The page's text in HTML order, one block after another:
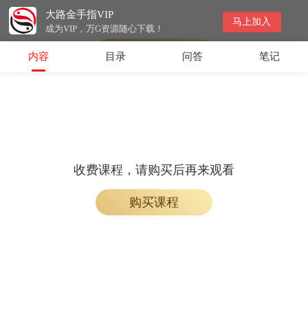
大路金手指VIP
成为VIP，万G资源随心下载！
马上加入
会员专属课程，请开通会员后学习
内容 目录 问答 笔记
收费课程，请购买后再来观看
购买课程